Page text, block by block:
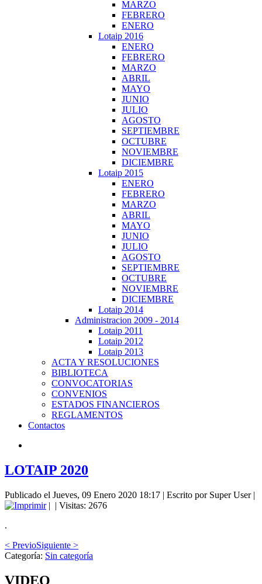
MARZO
FEBRERO
ENERO
Lotaip 2016
ENERO
FEBRERO
MARZO
ABRIL
MAYO
JUNIO
JULIO
AGOSTO
SEPTIEMBRE
OCTUBRE
NOVIEMBRE
DICIEMBRE
Lotaip 2015
ENERO
FEBRERO
MARZO
ABRIL
MAYO
JUNIO
JULIO
AGOSTO
SEPTIEMBRE
OCTUBRE
NOVIEMBRE
DICIEMBRE
Lotaip 2014
Administracion 2009 - 2014
Lotaip 2011
Lotaip 2012
Lotaip 2013
ACTA Y RESOLUCIONES
BIBLIOTECA
CONVOCATORIAS
CONVENIOS
ESTADOS FINANCIEROS
REGLAMENTOS
Contactos
LOTAIP 2020
Publicado el Jueves, 09 Enero 2020 18:17 | Escrito por Super User|
| | Visitas: 2676
.
< PrevioSiguiente >
Categoría: Sin categoría
VIDEO